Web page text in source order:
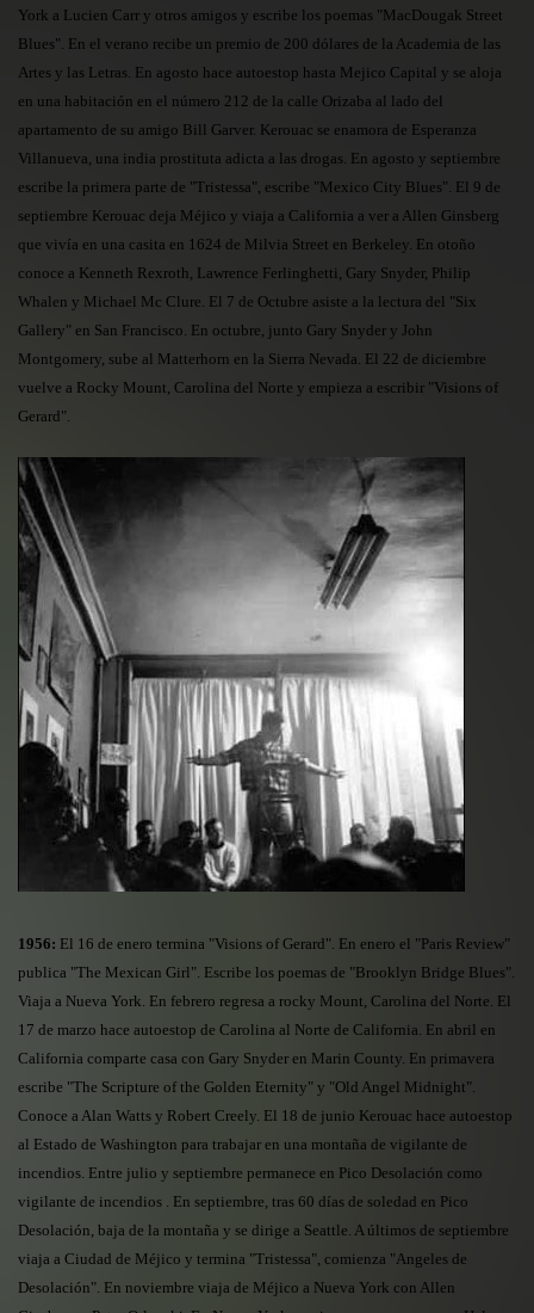
York a Lucien Carr y otros amigos y escribe los poemas "MacDougak Street
Blues". En el verano recibe un premio de 200 dólares de la Academia de las
Artes y las Letras. En agosto hace autoestop hasta Mejico Capital y se aloja
en una habitación en el número 212 de la calle Orizaba al lado del
apartamento de su amigo Bill Garver. Kerouac se enamora de Esperanza
Villanueva, una india prostituta adicta a las drogas. En agosto y septiembre
escribe la primera parte de "Tristessa", escribe "Mexico City Blues". El 9 de
septiembre Kerouac deja Méjico y viaja a California a ver a Allen Ginsberg
que vivía en una casita en 1624 de Milvia Street en Berkeley. En otoño
conoce a Kenneth Rexroth, Lawrence Ferlinghetti, Gary Snyder, Philip
Whalen y Michael Mc Clure. El 7 de Octubre asiste a la lectura del "Six
Gallery" en San Francisco. En octubre, junto Gary Snyder y John
Montgomery, sube al Matterhorn en la Sierra Nevada. El 22 de diciembre
vuelve a Rocky Mount, Carolina del Norte y empieza a escribir "Visions of
Gerard".
1956: El 16 de enero termina "Visions of Gerard". En enero el "Paris Review"
publica "The Mexican Girl". Escribe los poemas de "Brooklyn Bridge Blues".
Viaja a Nueva York. En febrero regresa a rocky Mount, Carolina del Norte. El
17 de marzo hace autoestop de Carolina al Norte de California. En abril en
California comparte casa con Gary Snyder en Marin County. En primavera
escribe "The Scripture of the Golden Eternity" y "Old Angel Midnight".
Conoce a Alan Watts y Robert Creely. El 18 de junio Kerouac hace autoestop
al Estado de Washington para trabajar en una montaña de vigilante de
incendios. Entre julio y septiembre permanece en Pico Desolación como
vigilante de incendios . En septiembre, tras 60 días de soledad en Pico
Desolación, baja de la montaña y se dirige a Seattle. A últimos de septiembre
viaja a Ciudad de Méjico y termina "Tristessa", comienza "Angeles de
Desolación". En noviembre viaja de Méjico a Nueva York con Allen